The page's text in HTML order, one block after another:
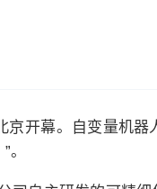
京开幕。自变量机器
。